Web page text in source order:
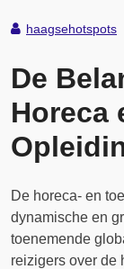
haagsehotspots
De
Horeca
De horeca- en
dynamische en
toenemende
reizigers over de